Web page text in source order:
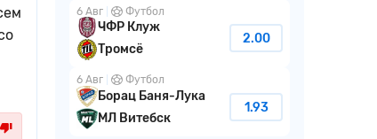
6 Авг Футбол
ЧФР Клуж
Тромсё
2.00
6 Авг Футбол
Борац Баня-Лука
МЛ Витебск
1.93